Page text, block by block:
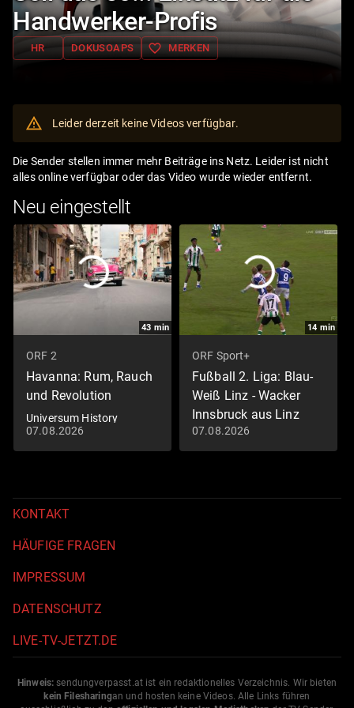
Handwerker-Profis
HR DOKUSOAPS favorite_border MERKEN
Leider derzeit keine Videos verfügbar.
Die Sender stellen immer mehr Beiträge ins Netz. Leider ist nicht
alles online verfügbar oder das Video wurde wieder entfernt.
Neu eingestellt
43 min
ORF 2
Havanna: Rum, Rauch
und Revolution
Universum History
07.08.2026
14 min
ORF Sport+
Fußball 2. Liga: Blau-
Weiß Linz - Wacker
Innsbruck aus Linz
Fußball: 2. Liga
07.08.2026
KONTAKT
HÄUFIGE FRAGEN
IMPRESSUM
DATENSCHUTZ
LIVE-TV-JETZT.DE
Hinweis: sendungverpasst.at ist ein redaktionelles Verzeichnis. Wir bieten
kein Filesharingan und hosten keine Videos. Alle Links führen